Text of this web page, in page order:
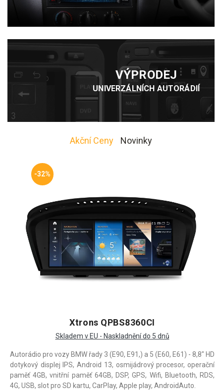
VÝPRODEJ
UNIVERZÁLNÍCH AUTORÁDIÍ
Akční Ceny Novinky
-32%
Xtrons QPBS8360CI
Skladem v EU - Naskladnění do 5 dnů
Autorádio pro vozy BMW řady 3 (E90, E91,) a 5 (E60, E61) - 8,8" HD
dotykový displej IPS, Android 13, osmijádrový procesor, operační
paměť 4GB, vnitřní paměť 64GB, DSP, GPS, Wifi, Bluetooth, RDS,
4G, USB, slot pro SD kartu, CarPlay, Apple play, AndroidAuto.